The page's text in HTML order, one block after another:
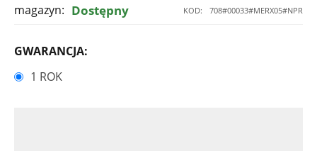
KOD: 708#00033#MERX05#NPR
magazyn: Dostępny
GWARANCJA:
1 ROK